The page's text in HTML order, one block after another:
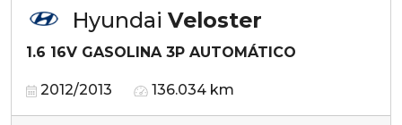
Hyundai Veloster
1.6 16V GASOLINA 3P AUTOMÁTICO
2012/2013 136.034 km